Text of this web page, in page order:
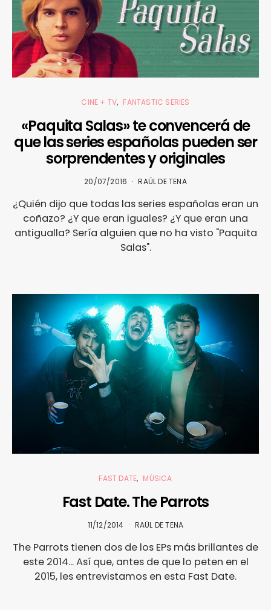
CINE + TV FANTASTIC SERIES
«Paquita Salas» te convencerá de
que las series españolas pueden ser
sorprendentes y originales
20/07/2016 RAÜL DE TENA
¿Quién dijo que todas las series españolas eran un
coñazo? ¿Y que eran iguales? ¿Y que eran una
antigualla? Sería alguien que no ha visto "Paquita
Salas".
FAST DATE MÚSICA
Fast Date. The Parrots
11/12/2014 RAÜL DE TENA
The Parrots tienen dos de los EPs más brillantes de
este 2014... Así que, antes de que lo peten en el
2015, les entrevistamos en esta Fast Date.